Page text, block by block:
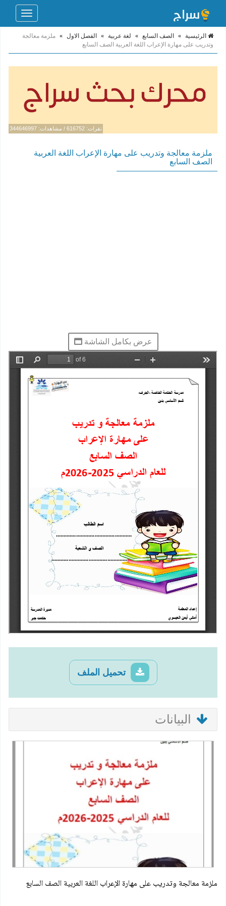
Toggle
الرئيسية » الصف السابع » لغة عربية » الفصل الاول » ملزمة معالجة
وتدريب على مهارة الإعراب اللغة العربية الصف السابع
نقرات: 616752 / مشاهدات: 344646997
ملزمة معالجة وتدريب على مهارة الإعراب اللغة العربية
الصف السابع
عرض بكامل الشاشة
تحميل الملف
البيانات
ملزمة معالجة وتدريب على مهارة الإعراب اللغة العربية الصف السابع